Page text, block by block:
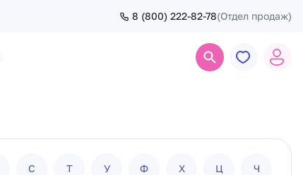
8 (800) 222-82-78(Отдел продаж)
С Т У Ф Х Ц Ч